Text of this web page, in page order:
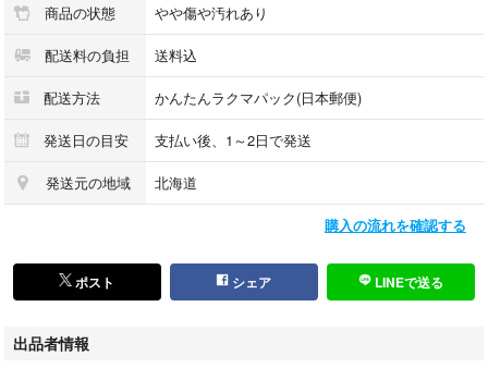
商品の状態 やや傷や汚れあり
配送料の負担 送料込
配送方法 かんたんラクマパック(日本郵便)
発送日の目安 支払い後、1～2日で発送
発送元の地域 北海道
購入の流れを確認する
ポスト シェア LINEで送る
出品者情報